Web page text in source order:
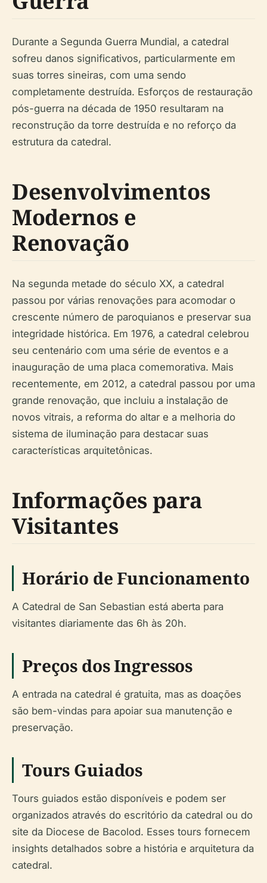
Durante a Segunda Guerra Mundial, a catedral
sofreu danos significativos, particularmente em
suas torres sineiras, com uma sendo
completamente destruída. Esforços de restauração
pós-guerra na década de 1950 resultaram na
reconstrução da torre destruída e no reforço da
estrutura da catedral.
Desenvolvimentos
Modernos e
Renovação
Na segunda metade do século XX, a catedral
passou por várias renovações para acomodar o
crescente número de paroquianos e preservar sua
integridade histórica. Em 1976, a catedral celebrou
seu centenário com uma série de eventos e a
inauguração de uma placa comemorativa. Mais
recentemente, em 2012, a catedral passou por uma
grande renovação, que incluiu a instalação de
novos vitrais, a reforma do altar e a melhoria do
sistema de iluminação para destacar suas
características arquitetônicas.
Informações para
Visitantes
Horário de Funcionamento
A Catedral de San Sebastian está aberta para
visitantes diariamente das 6h às 20h.
Preços dos Ingressos
A entrada na catedral é gratuita, mas as doações
são bem-vindas para apoiar sua manutenção e
preservação.
Tours Guiados
Tours guiados estão disponíveis e podem ser
organizados através do escritório da catedral ou do
site da Diocese de Bacolod. Esses tours fornecem
insights detalhados sobre a história e arquitetura da
catedral.